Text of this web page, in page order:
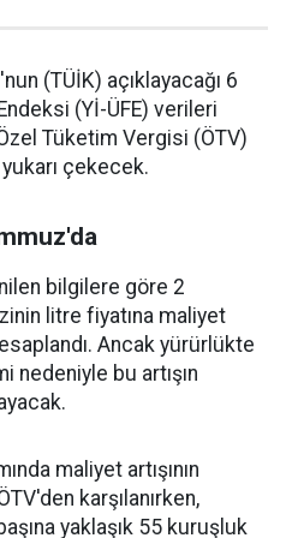
(TÜİK) açıklayacağı 6
(Yİ-ÜFE) verileri
Tüketim Vergisi (ÖTV)
yukarı çekecek.
bilgilere göre 2
litre fiyatına maliyet
Ancak yürürlükte
nedeniyle bu artışın
maliyet artışının
karşılanırken,
yaklaşık 55 kuruşluk